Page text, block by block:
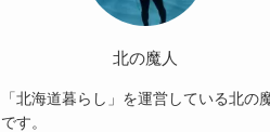
北の魔人
「北海道暮らし」を運営している北の
です。